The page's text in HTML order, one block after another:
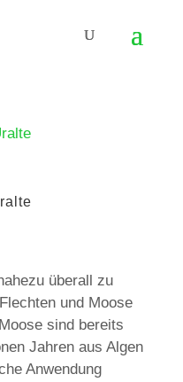
überall zu
und Moose
sind bereits
Jahren aus Algen
Anwendung